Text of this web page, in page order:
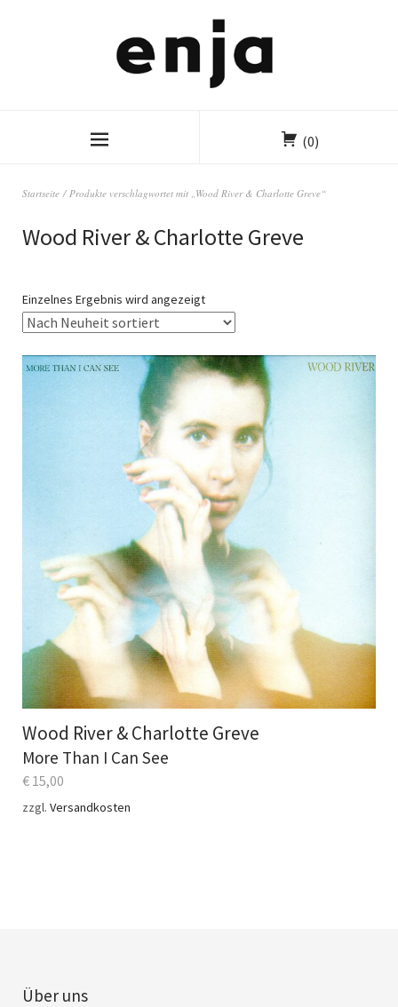
(0)
Startseite / Produkte verschlagwortet mit „Wood River & Charlotte Greve“
Wood River & Charlotte Greve
Einzelnes Ergebnis wird angezeigt
Wood River & Charlotte Greve
More Than I Can See
€ 15,00
zzgl. Versandkosten
Über uns